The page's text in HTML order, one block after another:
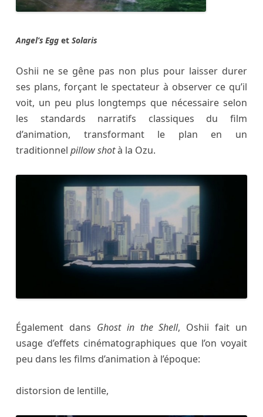
Angel’s EggetSolaris
Oshii ne se gêne pas non plus pour laisser durer
ses plans, forçant le spectateur à observer ce qu’il
voit, un peu plus longtemps que nécessaire selon
les standards narratifs classiques du film
d’animation, transformant le plan en un
traditionnelpillow shotà la Ozu.
Également dans Ghost in the Shell, Oshii fait un
usage d’effets cinématographiques que l’on voyait
peu dans les films d’animation à l’époque:
distorsion de lentille,